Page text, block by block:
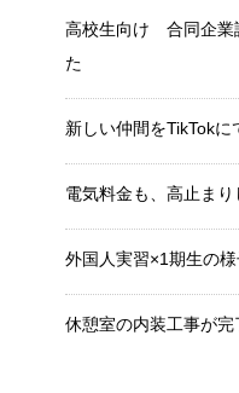
高校生向け 合同企業
た
新しい仲間をTikTokに
電気料金も、高止まり
外国人実習×1期生の
休憩室の内装工事が完